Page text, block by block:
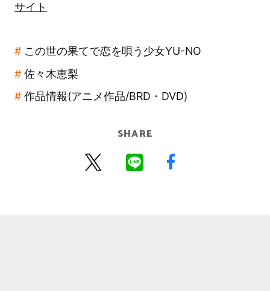
サイト
この世の果てで恋を唄う少女YU-NO
佐々木恵梨
作品情報(アニメ作品/BRD・DVD)
SHARE